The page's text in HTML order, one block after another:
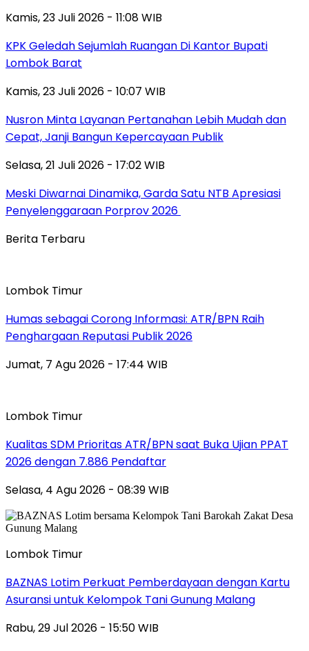
Kamis, 23 Juli 2026 - 11:08 WIB
KPK Geledah Sejumlah Ruangan Di Kantor Bupati
Lombok Barat
Kamis, 23 Juli 2026 - 10:07 WIB
Nusron Minta Layanan Pertanahan Lebih Mudah dan
Cepat, Janji Bangun Kepercayaan Publik
Selasa, 21 Juli 2026 - 17:02 WIB
Meski Diwarnai Dinamika, Garda Satu NTB Apresiasi
Penyelenggaraan Porprov 2026 ‎
Berita Terbaru
Lombok Timur
Humas sebagai Corong Informasi: ATR/BPN Raih
Penghargaan Reputasi Publik 2026
Jumat, 7 Agu 2026 - 17:44 WIB
Lombok Timur
Kualitas SDM Prioritas ATR/BPN saat Buka Ujian PPAT
2026 dengan 7.886 Pendaftar
Selasa, 4 Agu 2026 - 08:39 WIB
Lombok Timur
BAZNAS Lotim Perkuat Pemberdayaan dengan Kartu
Asuransi untuk Kelompok Tani Gunung Malang
Rabu, 29 Jul 2026 - 15:50 WIB